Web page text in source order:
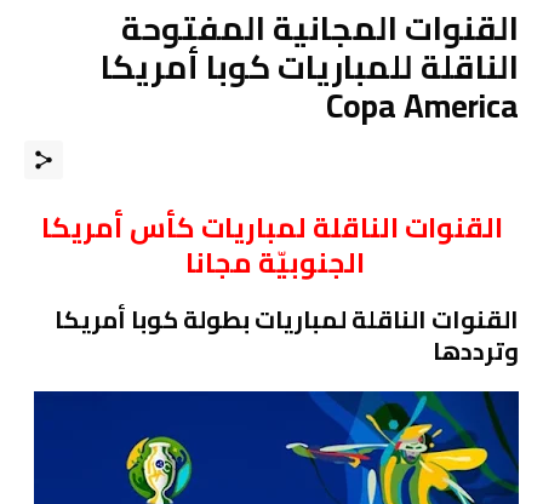
القنوات المجانية المفتوحة
الناقلة للمباريات كوبا أمريكا
Copa America
القنوات الناقلة لمباريات كأس أمريكا
الجنوبيّة مجانا
القنوات الناقلة لمباريات بطولة كوبا أمريكا
وترددها